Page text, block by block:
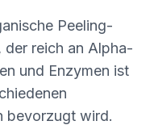
Peeling-
der reich an Alpha-
und Enzymen ist
bevorzugt wird.